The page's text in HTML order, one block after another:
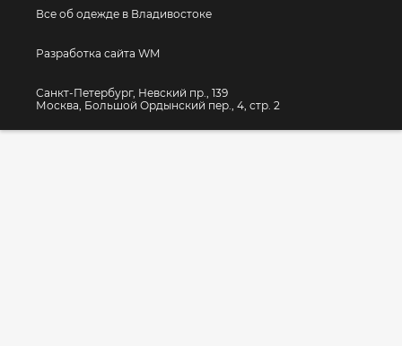
Все об одежде в Владивостоке
Разработка сайта WM
Санкт-Петербург, Невский пр., 139
Москва, Большой Ордынский пер., 4, стр. 2